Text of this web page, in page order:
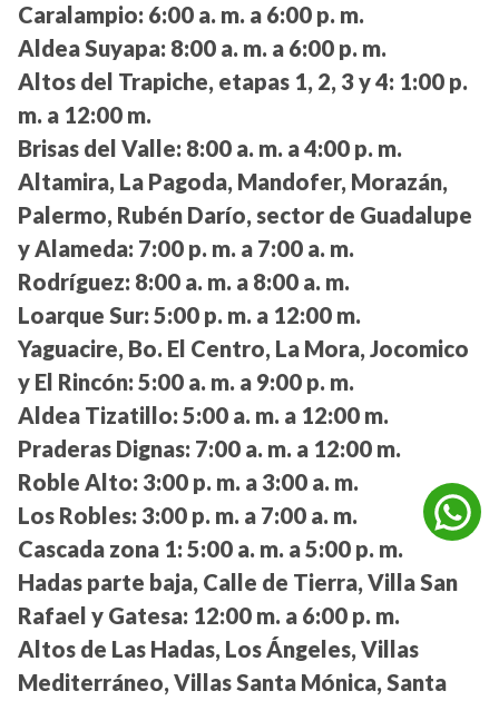
Caralampio: 6:00 a. m. a 6:00 p. m.
Aldea Suyapa: 8:00 a. m. a 6:00 p. m.
Altos del Trapiche, etapas 1, 2, 3 y 4: 1:00 p.
m. a 12:00 m.
Brisas del Valle: 8:00 a. m. a 4:00 p. m.
Altamira, La Pagoda, Mandofer, Morazán,
Palermo, Rubén Darío, sector de Guadalupe
y Alameda: 7:00 p. m. a 7:00 a. m.
Rodríguez: 8:00 a. m. a 8:00 a. m.
Loarque Sur: 5:00 p. m. a 12:00 m.
Yaguacire, Bo. El Centro, La Mora, Jocomico
y El Rincón: 5:00 a. m. a 9:00 p. m.
Aldea Tizatillo: 5:00 a. m. a 12:00 m.
Praderas Dignas: 7:00 a. m. a 12:00 m.
Roble Alto: 3:00 p. m. a 3:00 a. m.
Los Robles: 3:00 p. m. a 7:00 a. m.
Cascada zona 1: 5:00 a. m. a 5:00 p. m.
Hadas parte baja, Calle de Tierra, Villa San
Rafael y Gatesa: 12:00 m. a 6:00 p. m.
Altos de Las Hadas, Los Ángeles, Villas
Mediterráneo, Villas Santa Mónica, Santa